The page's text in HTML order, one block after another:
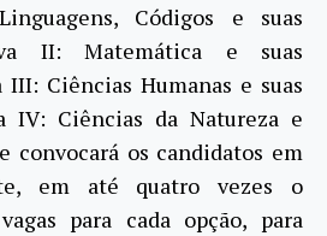
Códigos e suas
II: Matemática e suas
III: Ciências Humanas e suas
IV: Ciências da Natureza e
convocará os candidatos em
em até quatro vezes o
para cada opção, para